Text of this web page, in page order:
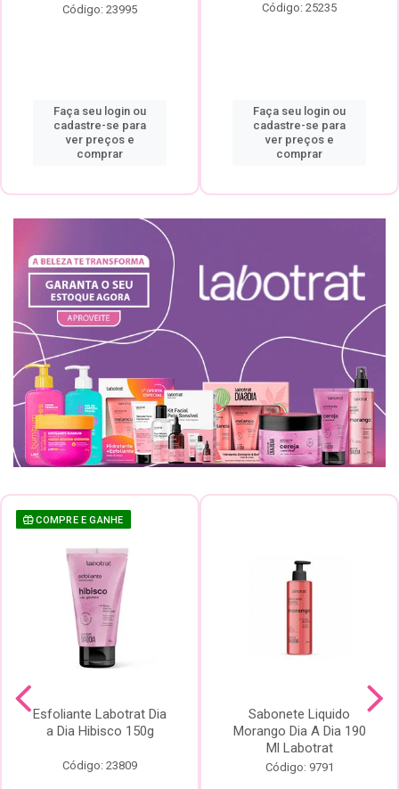
Código: 23995
Faça seu login ou
cadastre-se para
ver preços e
comprar
Código: 25235
Faça seu login ou
cadastre-se para
ver preços e
comprar
COMPRE E GANHE
Esfoliante Labotrat Dia
a Dia Hibisco 150g
Código: 23809
Sabonete Liquido
Morango Dia A Dia 190
Ml Labotrat
Código: 9791